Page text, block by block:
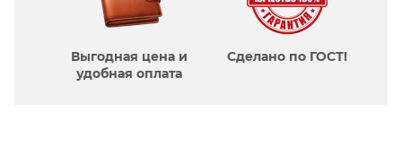
Выгодная цена и
удобная оплата
Сделано по ГОСТ!